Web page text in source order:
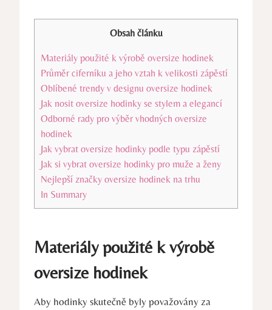
Obsah článku
Materiály použité k výrobě oversize hodinek
Průměr ciferníku a jeho vztah k velikosti zápěstí
Oblíbené trendy v designu oversize hodinek
Jak nosit oversize hodinky se stylem a elegancí
Odborné rady pro výběr vhodných oversize
hodinek
Jak vybrat oversize hodinky podle typu zápěstí
Jak si vybrat oversize hodinky pro muže a ženy
Nejlepší značky oversize hodinek na trhu
In Summary
Materiály použité k výrobě
oversize hodinek
Aby hodinky skutečně byly považovány za